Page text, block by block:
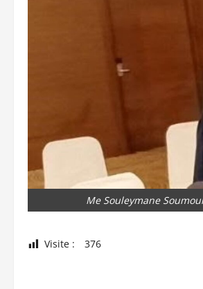
Me Souleymane
Visite : 376